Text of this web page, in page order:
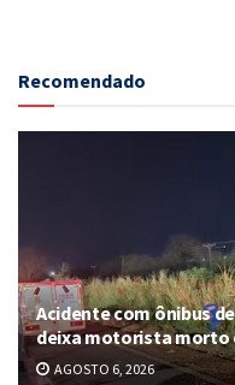
Recomendado
Acidente com ônibus
deixa motorista morto
AGOSTO 6, 2026